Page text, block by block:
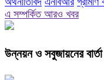
এ সম্পর্কিত আরও খবর
উন্নয়ন ও সবুজায়নের